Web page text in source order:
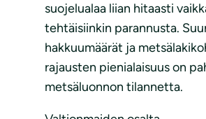
suojelualaa liian hitaasti
tehtäisiinkin parannusta.
hakkuumäärät ja
rajausten pienialaisuus on
metsäluonnon tilannetta.